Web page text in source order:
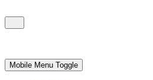
Mobile Menu Toggle